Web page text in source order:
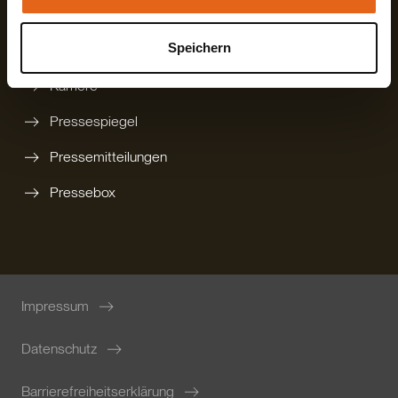
Speichern
Rückruf anfordern
Newsletter bestellen
Karriere
Pressespiegel
Pressemitteilungen
Pressebox
Impressum
Datenschutz
Barrierefreiheitserklärung